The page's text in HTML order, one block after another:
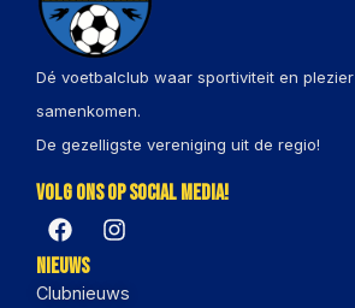
Dé voetbalclub waar sportiviteit en plezier
samenkomen.
De gezelligste vereniging uit de regio!
Volg ons op social media!
Nieuws
Clubnieuws